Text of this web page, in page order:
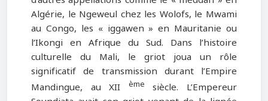
Algérie, le Ngeweul chez les Wolofs, le Mwami
au Congo, les « iggawen » en Mauritanie ou
l’Ikongi en Afrique du Sud. Dans l’histoire
culturelle du Mali, le griot joua un rôle
significatif de transmission durant l’Empire
Mandingue, au XII ème siècle. L’Empereur